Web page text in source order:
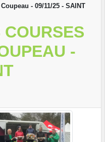
- 09/11/25 - SAINT
-